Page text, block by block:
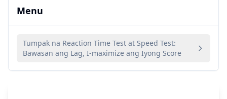
Menu
Tumpak na Reaction Time Test at Speed Test:
Bawasan ang Lag, I-maximize ang Iyong Score